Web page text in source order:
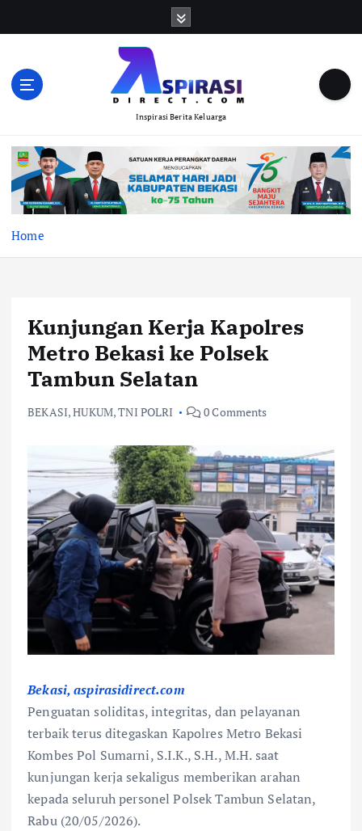
Inspirasi Berita Keluarga
Home
Kunjungan Kerja Kapolres
Metro Bekasi ke Polsek
Tambun Selatan
BEKASI,HUKUM,TNI POLRI 0 Comments
Bekasi, aspirasidirect.com
Penguatan soliditas, integritas, dan pelayanan
terbaik terus ditegaskan Kapolres Metro Bekasi
Kombes Pol Sumarni, S.I.K., S.H., M.H. saat
kunjungan kerja sekaligus memberikan arahan
kepada seluruh personel Polsek Tambun Selatan,
Rabu (20/05/2026).